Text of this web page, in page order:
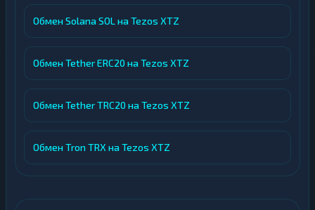
Обмен Solana SOL на Tezos XTZ
Обмен Tether ERC20 на Tezos XTZ
Обмен Tether TRC20 на Tezos XTZ
Обмен Tron TRX на Tezos XTZ